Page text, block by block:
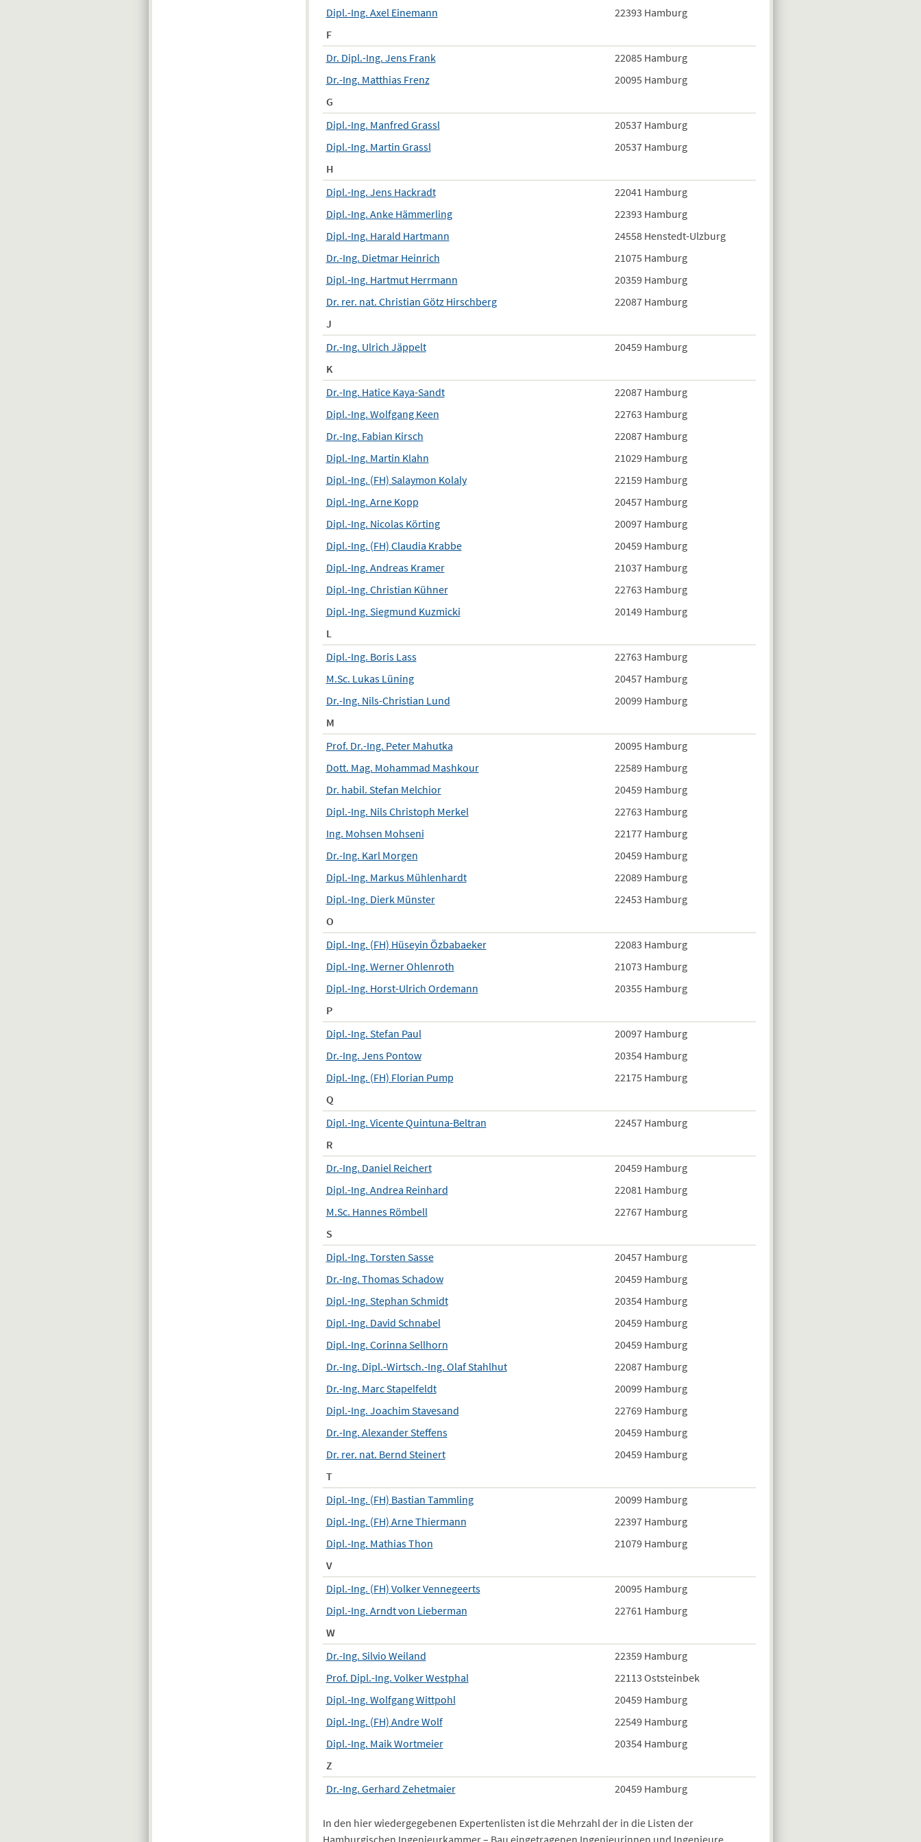
Dipl.-Ing. Axel Einemann
22393 Hamburg
F
Dr. Dipl.-Ing. Jens Frank
22085 Hamburg
Dr.-Ing. Matthias Frenz
20095 Hamburg
G
Dipl.-Ing. Manfred Grassl
20537 Hamburg
Dipl.-Ing. Martin Grassl
20537 Hamburg
H
Dipl.-Ing. Jens Hackradt
22041 Hamburg
Dipl.-Ing. Anke Hämmerling
22393 Hamburg
Dipl.-Ing. Harald Hartmann
24558 Henstedt-Ulzburg
Dr.-Ing. Dietmar Heinrich
21075 Hamburg
Dipl.-Ing. Hartmut Herrmann
20359 Hamburg
Dr. rer. nat. Christian Götz Hirschberg
22087 Hamburg
J
Dr.-Ing. Ulrich Jäppelt
20459 Hamburg
K
Dr.-Ing. Hatice Kaya-Sandt
22087 Hamburg
Dipl.-Ing. Wolfgang Keen
22763 Hamburg
Dr.-Ing. Fabian Kirsch
22087 Hamburg
Dipl.-Ing. Martin Klahn
21029 Hamburg
Dipl.-Ing. (FH) Salaymon Kolaly
22159 Hamburg
Dipl.-Ing. Arne Kopp
20457 Hamburg
Dipl.-Ing. Nicolas Körting
20097 Hamburg
Dipl.-Ing. (FH) Claudia Krabbe
20459 Hamburg
Dipl.-Ing. Andreas Kramer
21037 Hamburg
Dipl.-Ing. Christian Kühner
22763 Hamburg
Dipl.-Ing. Siegmund Kuzmicki
20149 Hamburg
L
Dipl.-Ing. Boris Lass
22763 Hamburg
M.Sc. Lukas Lüning
20457 Hamburg
Dr.-Ing. Nils-Christian Lund
20099 Hamburg
M
Prof. Dr.-Ing. Peter Mahutka
20095 Hamburg
Dott. Mag. Mohammad Mashkour
22589 Hamburg
Dr. habil. Stefan Melchior
20459 Hamburg
Dipl.-Ing. Nils Christoph Merkel
22763 Hamburg
Ing. Mohsen Mohseni
22177 Hamburg
Dr.-Ing. Karl Morgen
20459 Hamburg
Dipl.-Ing. Markus Mühlenhardt
22089 Hamburg
Dipl.-Ing. Dierk Münster
22453 Hamburg
O
Dipl.-Ing. (FH) Hüseyin Özbabaeker
22083 Hamburg
Dipl.-Ing. Werner Ohlenroth
21073 Hamburg
Dipl.-Ing. Horst-Ulrich Ordemann
20355 Hamburg
P
Dipl.-Ing. Stefan Paul
20097 Hamburg
Dr.-Ing. Jens Pontow
20354 Hamburg
Dipl.-Ing. (FH) Florian Pump
22175 Hamburg
Q
Dipl.-Ing. Vicente Quintuna-Beltran
22457 Hamburg
R
Dr.-Ing. Daniel Reichert
20459 Hamburg
Dipl.-Ing. Andrea Reinhard
22081 Hamburg
M.Sc. Hannes Römbell
22767 Hamburg
S
Dipl.-Ing. Torsten Sasse
20457 Hamburg
Dr.-Ing. Thomas Schadow
20459 Hamburg
Dipl.-Ing. Stephan Schmidt
20354 Hamburg
Dipl.-Ing. David Schnabel
20459 Hamburg
Dipl.-Ing. Corinna Sellhorn
20459 Hamburg
Dr.-Ing. Dipl.-Wirtsch.-Ing. Olaf Stahlhut
22087 Hamburg
Dr.-Ing. Marc Stapelfeldt
20099 Hamburg
Dipl.-Ing. Joachim Stavesand
22769 Hamburg
Dr.-Ing. Alexander Steffens
20459 Hamburg
Dr. rer. nat. Bernd Steinert
20459 Hamburg
T
Dipl.-Ing. (FH) Bastian Tammling
20099 Hamburg
Dipl.-Ing. (FH) Arne Thiermann
22397 Hamburg
Dipl.-Ing. Mathias Thon
21079 Hamburg
V
Dipl.-Ing. (FH) Volker Vennegeerts
20095 Hamburg
Dipl.-Ing. Arndt von Lieberman
22761 Hamburg
W
Dr.-Ing. Silvio Weiland
22359 Hamburg
Prof. Dipl.-Ing. Volker Westphal
22113 Oststeinbek
Dipl.-Ing. Wolfgang Wittpohl
20459 Hamburg
Dipl.-Ing. (FH) Andre Wolf
22549 Hamburg
Dipl.-Ing. Maik Wortmeier
20354 Hamburg
Z
Dr.-Ing. Gerhard Zehetmaier
20459 Hamburg
In den hier wiedergegebenen Expertenlisten ist die Mehrzahl der in die Listen der